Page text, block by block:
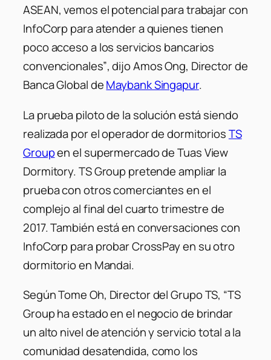
ASEAN, vemos el potencial para trabajar con
InfoCorp para atender a quienes tienen
poco acceso a los servicios bancarios
convencionales”, dijo Amos Ong, Director de
Banca Global deMaybank Singapur.
La prueba piloto de la solución está siendo
realizada por el operador de dormitoriosTS
Groupen el supermercado de Tuas View
Dormitory. TS Group pretende ampliar la
prueba con otros comerciantes en el
complejo al final del cuarto trimestre de
2017. También está en conversaciones con
InfoCorp para probar CrossPay en su otro
dormitorio en Mandai.
Según Tome Oh, Director del Grupo TS, “TS
Group ha estado en el negocio de brindar
un alto nivel de atención y servicio total a la
comunidad desatendida, como los